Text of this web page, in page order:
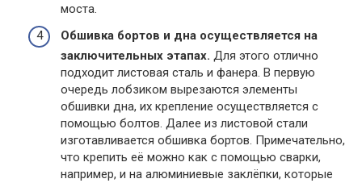
моста.
Обшивка бортов и дна осуществляется на
заключительных этапах. Для этого отлично
подходит листовая сталь и фанера. В первую
очередь лобзиком вырезаются элементы
обшивки дна, их крепление осуществляется с
помощью болтов. Далее из листовой стали
изготавливается обшивка бортов. Примечательно,
что крепить её можно как с помощью сварки,
например, и на алюминиевые заклёпки, которые